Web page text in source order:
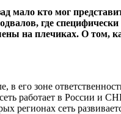
мало кто мог
где
на плечиках. О
в его зоне
работает в России и
сеть